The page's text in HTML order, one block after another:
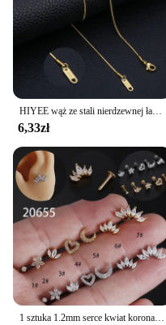
HIYEE wąż ze stali nierdzewnej łańcuszek naszyjnik łańcuszek dla DIY dla kobiet komponenty do wyrobu biżuterii zawieszki homary zapinki hurtowe
6,33zł
1 sztuka 1.2mm serce kwiat korona kolczyki na chrząstkę ze stali nierdzewnej cyrkon muszla wieża Tragus Stud Labret przekłuwanie pleców biżuteria